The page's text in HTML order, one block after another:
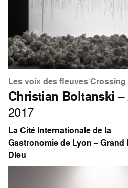
Les voix des fleuves Crossing
Christian Boltanski –
2017
La Cité Internationale de la
Gastronomie de Lyon – Grand
Dieu